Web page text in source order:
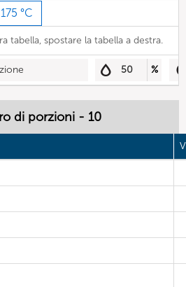
175 °C
tabella, spostare la tabella a destra.
50 %
di porzioni - 10